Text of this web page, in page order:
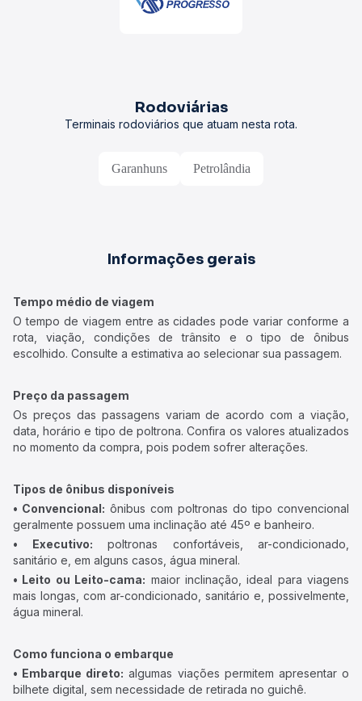
Rodoviárias
Terminais rodoviários que atuam nesta rota.
Garanhuns Petrolândia
Informações gerais
Tempo médio de viagem
O tempo de viagem entre as cidades pode variar conforme a
rota, viação, condições de trânsito e o tipo de ônibus
escolhido. Consulte a estimativa ao selecionar sua passagem.
Preço da passagem
Os preços das passagens variam de acordo com a viação,
data, horário e tipo de poltrona. Confira os valores atualizados
no momento da compra, pois podem sofrer alterações.
Tipos de ônibus disponíveis
• Convencional: ônibus com poltronas do tipo convencional
geralmente possuem uma inclinação até 45º e banheiro.
• Executivo: poltronas confortáveis, ar-condicionado,
sanitário e, em alguns casos, água mineral.
• Leito ou Leito-cama: maior inclinação, ideal para viagens
mais longas, com ar-condicionado, sanitário e, possivelmente,
água mineral.
Como funciona o embarque
• Embarque direto: algumas viações permitem apresentar o
bilhete digital, sem necessidade de retirada no guichê.